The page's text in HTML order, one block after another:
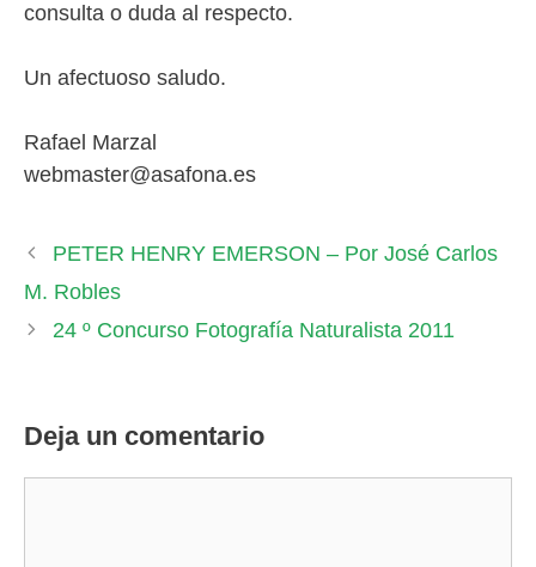
consulta o duda al respecto.
Un afectuoso saludo.
Rafael Marzal
webmaster@asafona.es
PETER HENRY EMERSON – Por José Carlos
M. Robles
24 º Concurso Fotografía Naturalista 2011
Deja un comentario